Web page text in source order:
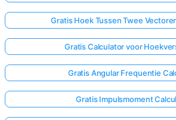
Gratis Hoek Tussen Twee
Gratis Calculator voor
Gratis Angular Frequentie
Gratis Impulsmoment